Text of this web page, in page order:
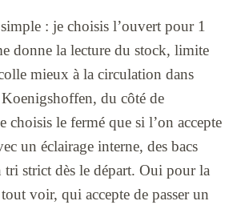
: je choisis l’ouvert pour 1
donne la lecture du stock, limite
mieux à la circulation dans
du côté de
choisis le fermé que si l’on accepte
un éclairage interne, des bacs
tri strict dès le départ. Oui pour la
voir, qui accepte de passer un